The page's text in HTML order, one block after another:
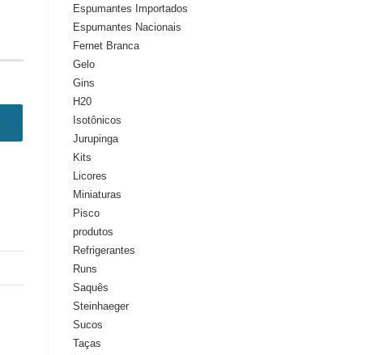
Espumantes Importados
Espumantes Nacionais
Fernet Branca
Gelo
Gins
H20
Isotônicos
Jurupinga
Kits
Licores
Miniaturas
Pisco
produtos
Refrigerantes
Runs
Saquês
Steinhaeger
Sucos
Taças